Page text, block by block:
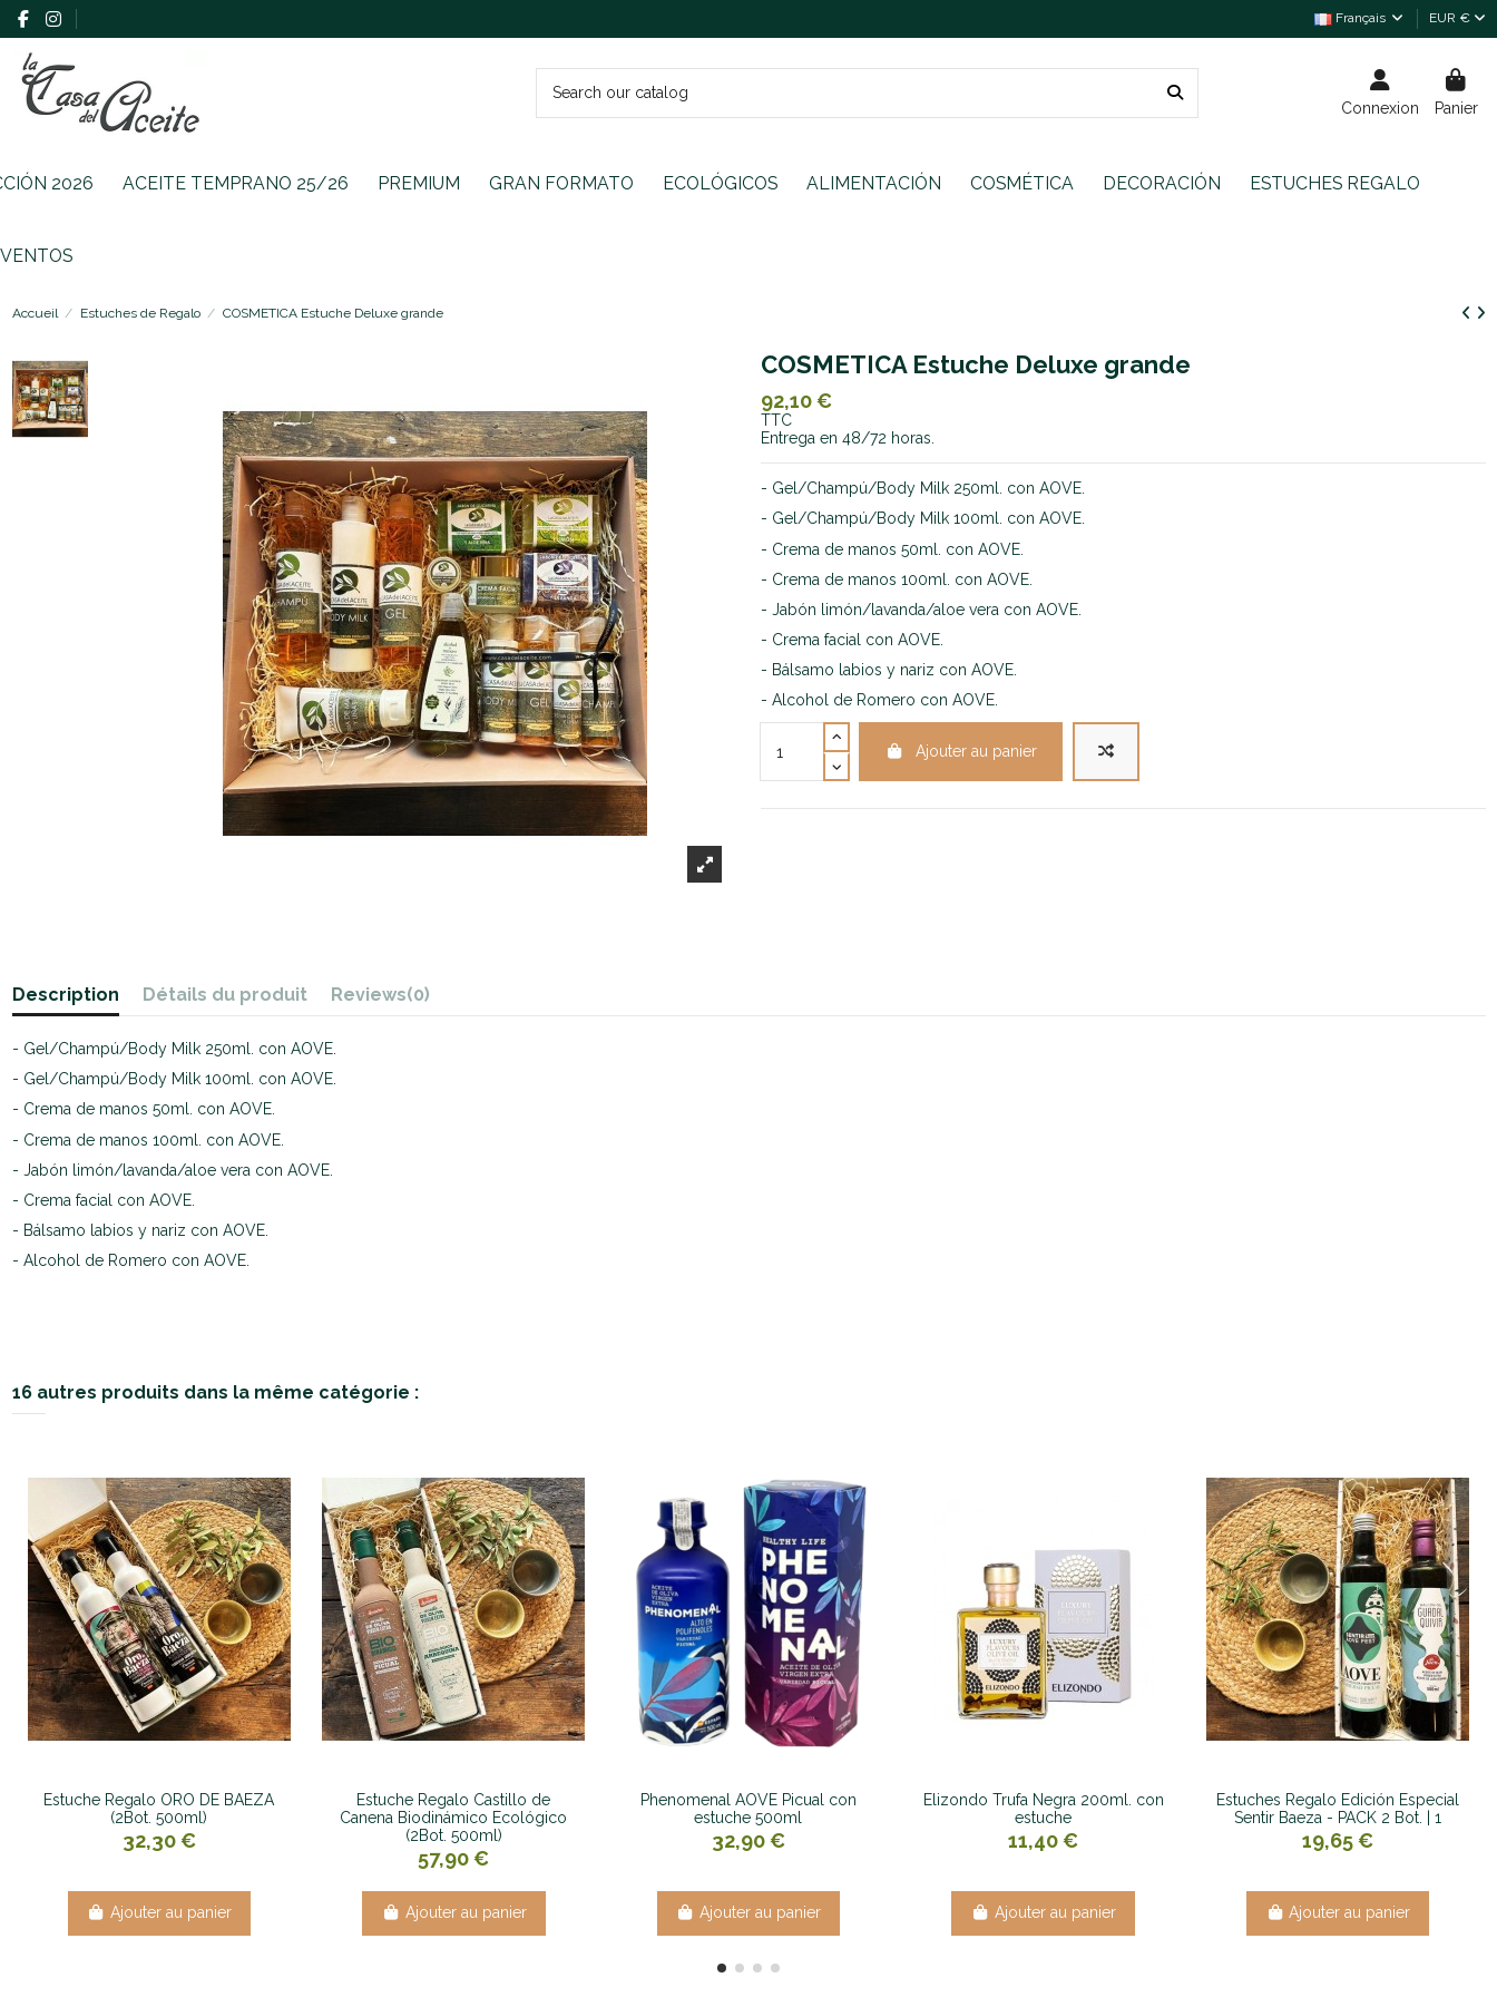
Français EUR €
Connexion Panier
2026 ACEITE TEMPRANO 25/26 PREMIUM GRAN FORMATO ECOLÓGICOS ALIMENTACIÓN COSMÉTICA DECORACIÓN ESTUCHES REGALO
Accueil Estuches de Regalo COSMETICA Estuche Deluxe grande
COSMETICA Estuche Deluxe grande
92,10 €
TTC
Entrega en 48/72 horas.
- Gel/Champú/Body Milk 250ml. con AOVE.
- Gel/Champú/Body Milk 100ml. con AOVE.
- Crema de manos 50ml. con AOVE.
- Crema de manos 100ml. con AOVE.
- Jabón limón/lavanda/aloe vera con AOVE.
- Crema facial con AOVE.
- Bálsamo labios y nariz con AOVE.
- Alcohol de Romero con AOVE.
Ajouter au panier
Description Détails du produit Reviews(0)
- Gel/Champú/Body Milk 250ml. con AOVE.
- Gel/Champú/Body Milk 100ml. con AOVE.
- Crema de manos 50ml. con AOVE.
- Crema de manos 100ml. con AOVE.
- Jabón limón/lavanda/aloe vera con AOVE.
- Crema facial con AOVE.
- Bálsamo labios y nariz con AOVE.
- Alcohol de Romero con AOVE.
16 autres produits dans la même catégorie :
Estuche Regalo ORO DE BAEZA
(2Bot. 500ml)
32,30 €
Ajouter au panier
Estuche Regalo Castillo de
Canena Biodinámico Ecológico
(2Bot. 500ml)
57,90 €
Ajouter au panier
Phenomenal AOVE Picual con
estuche 500ml
32,90 €
Ajouter au panier
Elizondo Trufa Negra 200ml. con
estuche
11,40 €
Ajouter au panier
Estuches Regalo Edición Especial
Sentir Baeza - PACK 2 Bot. | 1
19,65 €
Ajouter au panier